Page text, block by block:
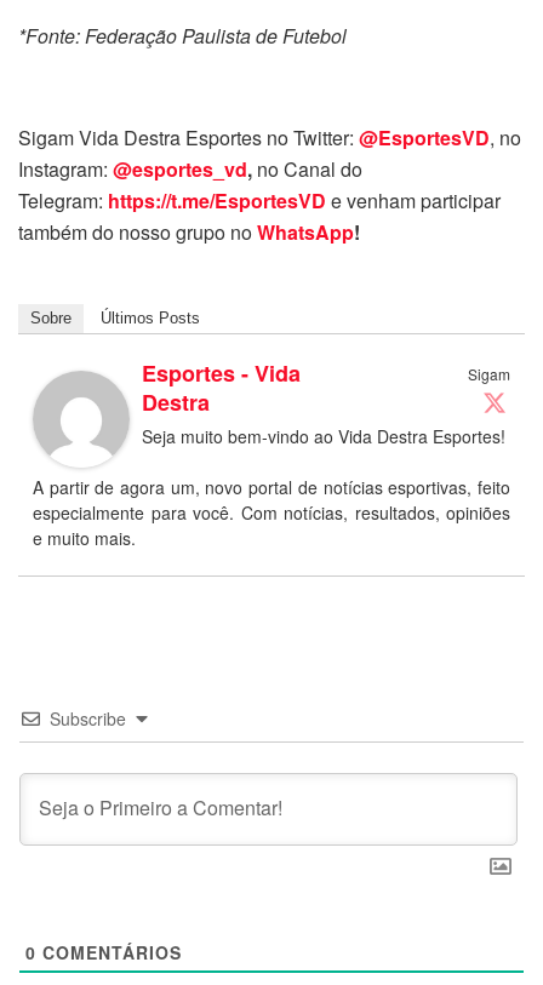
*Fonte: Federação Paulista de Futebol
Sigam Vida Destra Esportes no Twitter: @EsportesVD, no
Instagram: @esportes_vd, no Canal do
Telegram: https://t.me/EsportesVD e venham participar
também do nosso grupo noWhatsApp!
Sobre Últimos Posts
Sigam
Esportes - Vida
Destra
Seja muito bem-vindo ao Vida Destra Esportes!
A partir de agora um, novo portal de notícias esportivas, feito
especialmente para você. Com notícias, resultados, opiniões
e muito mais.
Subscribe
0 COMENTÁRIOS